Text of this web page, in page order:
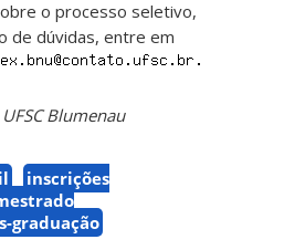
o processo seletivo,
de dúvidas, entre em
Blumenau
inscrições
graduação